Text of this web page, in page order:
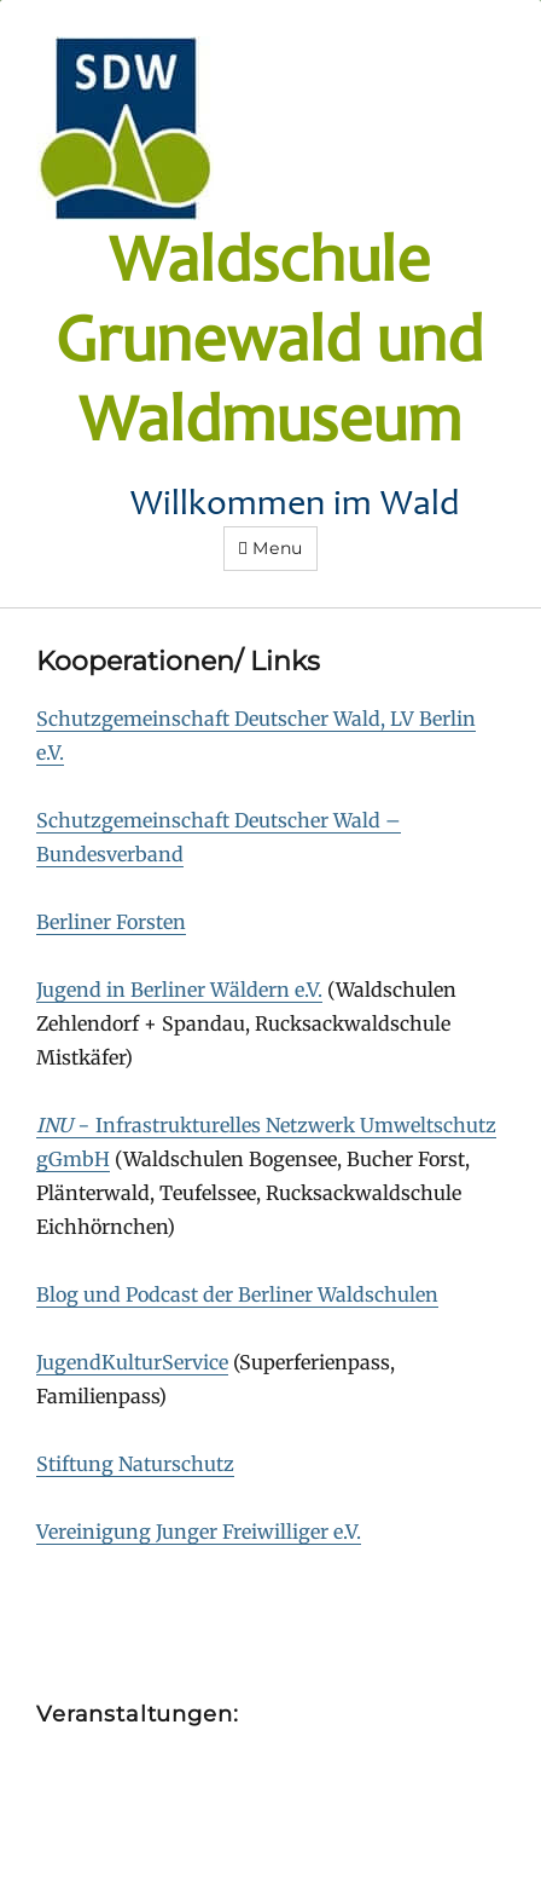
Waldschule
Grunewald und
Waldmuseum
Willkommen im Wald
Menu
Kooperationen/ Links
Schutzgemeinschaft Deutscher Wald, LV Berlin
e.V.
Schutzgemeinschaft Deutscher Wald –
Bundesverband
Berliner Forsten
Jugend in Berliner Wäldern e.V. (Waldschulen
Zehlendorf + Spandau, Rucksackwaldschule
Mistkäfer)
INU− Infrastrukturelles Netzwerk Umweltschutz
gGmbH (Waldschulen Bogensee, Bucher Forst,
Plänterwald, Teufelssee, Rucksackwaldschule
Eichhörnchen)
Blog und Podcast der Berliner Waldschulen
JugendKulturService (Superferienpass,
Familienpass)
Stiftung Naturschutz
Vereinigung Junger Freiwilliger e.V.
Veranstaltungen: